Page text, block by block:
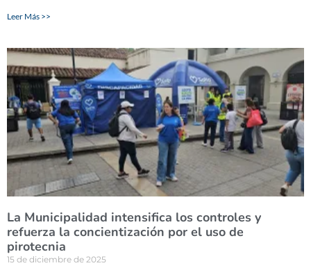
Leer Más >>
La Municipalidad intensifica los controles y
refuerza la concientización por el uso de
pirotecnia
15 de diciembre de 2025